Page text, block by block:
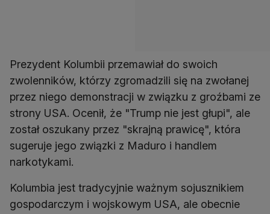
Prezydent Kolumbii przemawiał do swoich
zwolenników, którzy zgromadzili się na zwołanej
przez niego demonstracji w związku z groźbami ze
strony USA. Ocenił, że "Trump nie jest głupi", ale
został oszukany przez "skrajną prawicę", która
sugeruje jego związki z Maduro i handlem
narkotykami.
Kolumbia jest tradycyjnie ważnym sojusznikiem
gospodarczym i wojskowym USA, ale obecnie